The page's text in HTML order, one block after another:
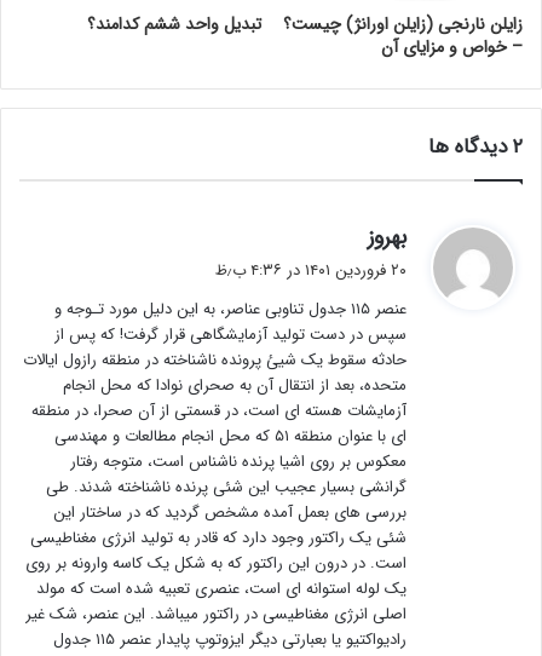
زایلن نارنجی (زایلن اورانژ) چیست؟
– خواص و مزایای آن
تبدیل واحد ششم کدامند؟
‫۲ دیدگاه ها
بهروز
ف
ت
:
۲۰ فروردین ۱۴۰۱ در ۴:۳۶ ب٫ظ
عنصر ۱۱۵ جدول تناوبی عناصر، به این دلیل مورد تـوجه و
سپس در دست تولید آزمایشگاهی قرار گرفت! که پس از
حادثه سقوط یک شیئ پرونده ناشناخته در منطقه رازول ایالات
متحده، بعد از انتقال آن به صحرای نوادا که محل انجام
آزمایشات هسته ای است، در قسمتی از آن صحرا، در منطقه
ای با عنوان منطقه ۵۱ که محل انجام مطالعات و مهندسی
معکوس بر روی اشیا پرنده ناشناس است، متوجه رفتار
گرانشی بسیار عجیب این شئی پرنده ناشناخته شدند. طی
بررسی های بعمل آمده مشخص گردید که در ساختار این
شئی یک راکتور وجود دارد که قادر به تولید انرژی مغناطیسی
است. در درون این راکتور که به شکل یک کاسه وارونه بر روی
یک لوله استوانه ای است، عنصری تعبیه شده است که مولد
اصلی انرژی مغناطیسی در راکتور میباشد. این عنصر، شک غیر
رادیواکتیو یا بعبارتی دیگر ایزوتوپ پایدار عنصر ۱۱۵ جدول